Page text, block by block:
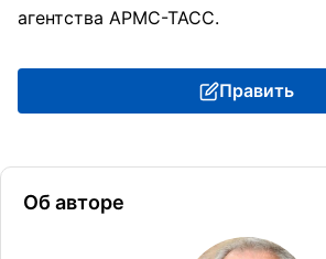
агентства АРМС-ТАСС.
Править
Об авторе